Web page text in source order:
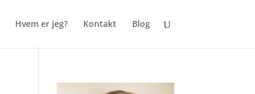
Hvem er jeg? Kontakt Blog